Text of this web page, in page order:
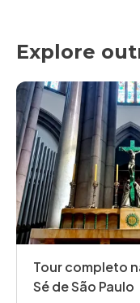
Explore
Tour completo
Sé de São Paulo